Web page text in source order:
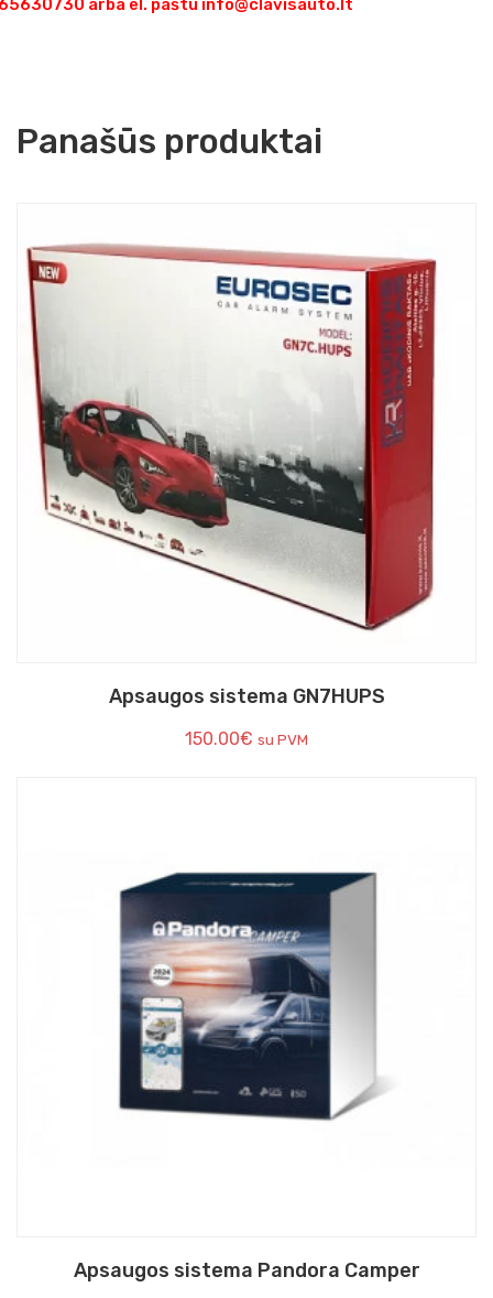
arba el. paštu info@clavisauto.lt
Panašūs produktai
Apsaugos sistema GN7HUPS
150.00€ su PVM
Apsaugos sistema Pandora Camper